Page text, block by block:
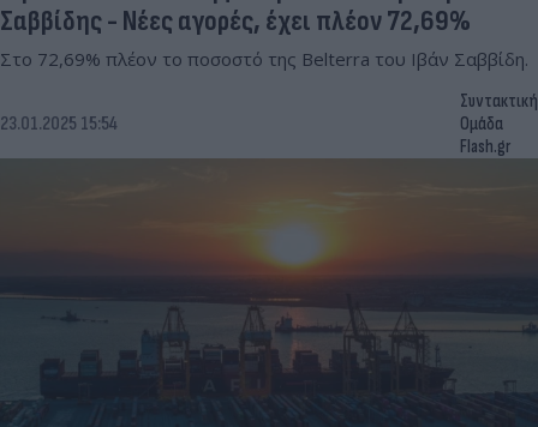
Σαββίδης - Νέες αγορές, έχει πλέον 72,69%
Στο 72,69% πλέον το ποσοστό της Belterra του Ιβάν Σαββίδη.
23.01.2025 15:54
Συντακτική
Ομάδα
Flash.gr